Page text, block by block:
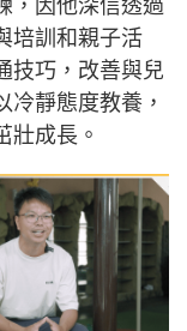
，因他深信透過
培訓和親子活
技巧，改善與兒
冷靜態度教養，
壯成長。